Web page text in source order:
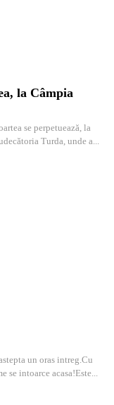
la Câmpia
se perpetuează, la
Turda, unde a...
un oras intreg.Cu
intoarce acasa!Este...